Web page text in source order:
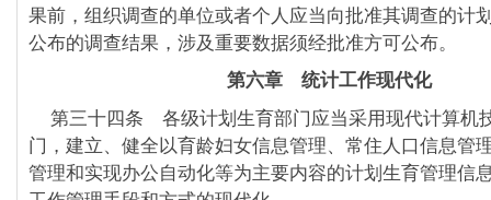
果前，组织调查的单位或者个人应当向批准其调查的计
公布的调查结果，涉及重要数据须经批准方可公布。
第六章 统计工作现代化
第三十四条 各级计划生育部门应当采用现代计算机
门，建立、健全以育龄妇女信息管理、常住人口信息管
管理和实现办公自动化等为主要内容的计划生育管理信